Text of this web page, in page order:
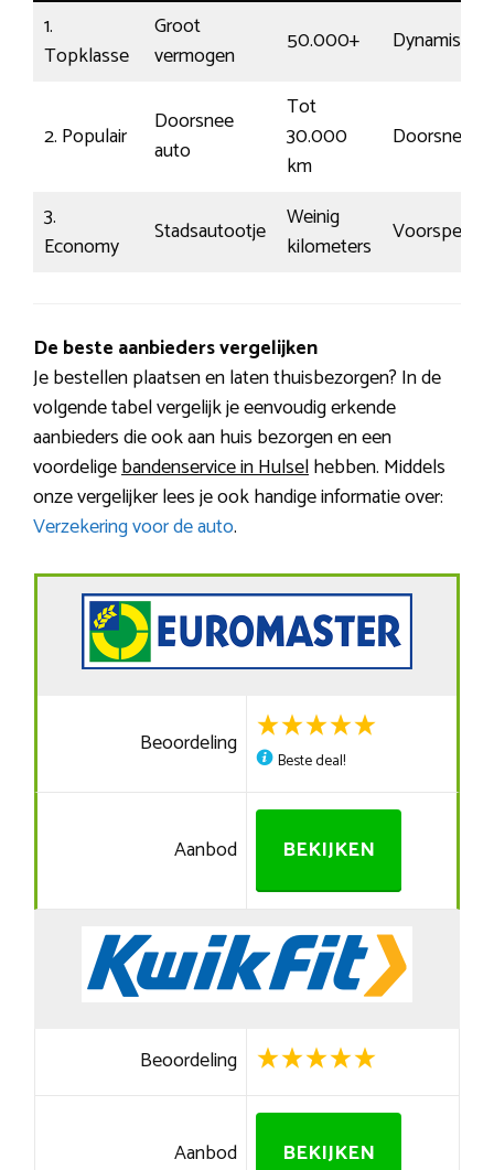
1.
Topklasse
Groot
vermogen
50.000+ Dynamisch
2. Populair
Doorsnee
auto
Tot
30.000
km
Doorsnee
3.
Economy
Stadsautootje
Weinig
kilometers
De beste aanbieders vergelijken
Je bestellen plaatsen en laten thuisbezorgen? In de
volgende tabel vergelijk je eenvoudig erkende
aanbieders die ook aan huis bezorgen en een
voordeligebandenservice in Hulselhebben. Middels
onze vergelijker lees je ook handige informatie over:
Verzekering voor de auto.
Beoordeling
Beste deal!
Aanbod BEKIJKEN
Beoordeling
Aanbod BEKIJKEN